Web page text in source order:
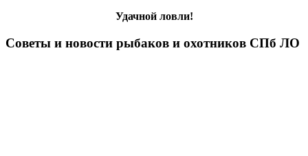
Удачной ловли!
Советы и новости рыбаков и охотников СПб ЛО